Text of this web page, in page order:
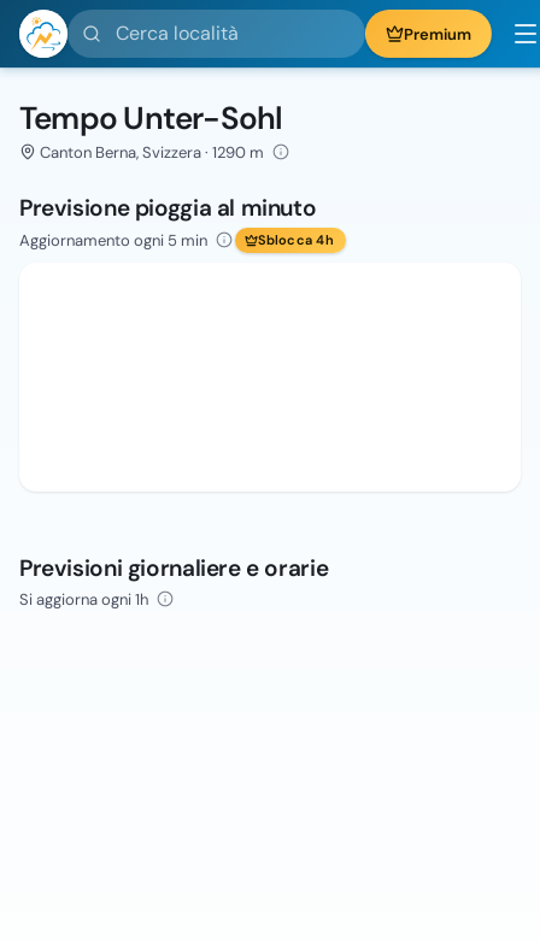
Cerca località Premium
Tempo Unter-Sohl
Canton Berna, Svizzera · 1290 m
Previsione pioggia al minuto
Aggiornamento ogni 5 min Sblocca 4h
Previsioni giornaliere e orarie
Si aggiorna ogni 1h